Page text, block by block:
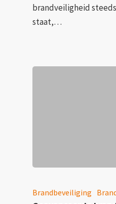
brandveiligheid
staat,…
Brandbeveiliging